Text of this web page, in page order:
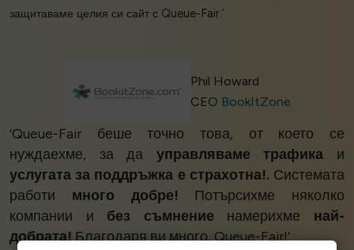
защитаваме целия си сайт с Queue-Fair.’
Phil Howard
CEO BookItZone
‘Queue-Fair беше точно това, от което се
нуждаехме, за да управляваме трафика и
услугата за поддръжка е страхотна!. Системата
работи много добре! Потърсихме няколко
компании и без съмнение намерихме най-
добрата! Благодаря ви много, Queue-Fair!’